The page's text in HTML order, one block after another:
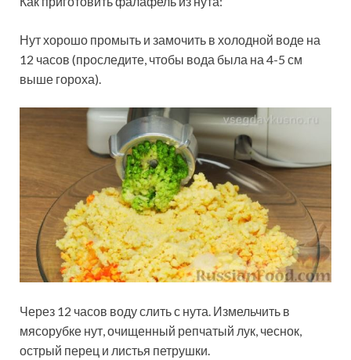
Нут хорошо промыть и замочить в холодной воде на
12 часов (проследите, чтобы вода была на 4-5 см
выше гороха).
Через 12 часов воду слить с нута. Измельчить в
мясорубке нут, очищенный репчатый лук, чеснок,
острый перец и листья петрушки.